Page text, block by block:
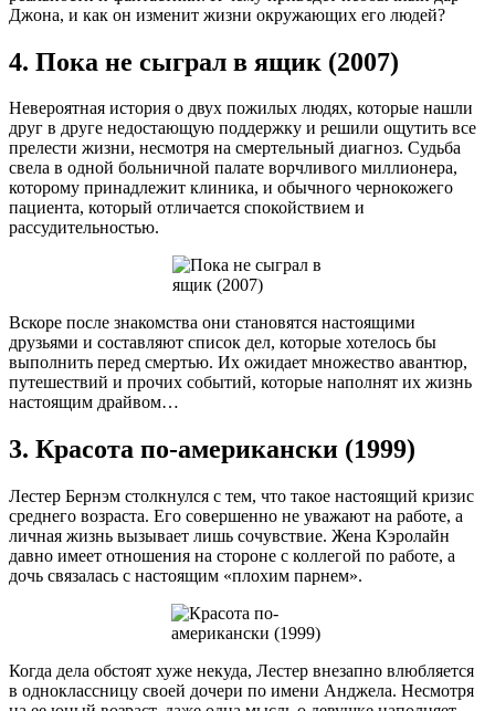
Джона, и как он изменит жизни окружающих его людей?
4. Пока не сыграл в ящик (2007)
Невероятная история о двух пожилых людях, которые нашли
друг в друге недостающую поддержку и решили ощутить все
прелести жизни, несмотря на смертельный диагноз. Судьба
свела в одной больничной палате ворчливого миллионера,
которому принадлежит клиника, и обычного чернокожего
пациента, который отличается спокойствием и
рассудительностью.
Вскоре после знакомства они становятся настоящими
друзьями и составляют список дел, которые хотелось бы
выполнить перед смертью. Их ожидает множество авантюр,
путешествий и прочих событий, которые наполнят их жизнь
настоящим драйвом…
3. Красота по-американски (1999)
Лестер Бернэм столкнулся с тем, что такое настоящий кризис
среднего возраста. Его совершенно не уважают на работе, а
личная жизнь вызывает лишь сочувствие. Жена Кэролайн
давно имеет отношения на стороне с коллегой по работе, а
дочь связалась с настоящим «плохим парнем».
Когда дела обстоят хуже некуда, Лестер внезапно влюбляется
в одноклассницу своей дочери по имени Анджела. Несмотря